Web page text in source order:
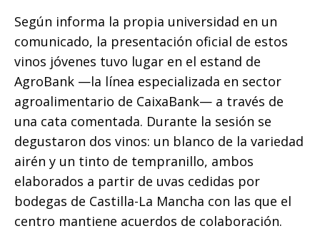
Según informa la propia universidad en un
comunicado, la presentación oficial de estos
vinos jóvenes tuvo lugar en el estand de
AgroBank —la línea especializada en sector
agroalimentario de CaixaBank— a través de
una cata comentada. Durante la sesión se
degustaron dos vinos: un blanco de la variedad
airén y un tinto de tempranillo, ambos
elaborados a partir de uvas cedidas por
bodegas de Castilla-La Mancha con las que el
centro mantiene acuerdos de colaboración.